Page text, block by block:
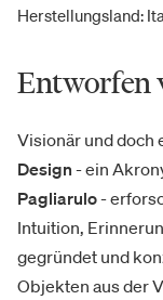
Herstellungsland:
Entworfen
Visionär und doch
Design - ein
Pagliarulo-
Intuition,
gegründet und
Objekten aus der